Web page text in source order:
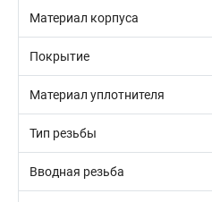
Материал корпуса
Покрытие
Материал уплотнителя
Тип резьбы
Вводная резьба